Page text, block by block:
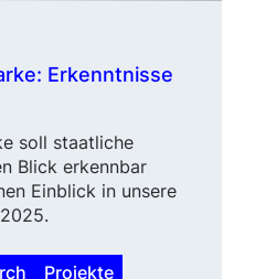
Erkenntnisse
soll staat­liche
Blick erkennbar
Einblick in unsere
Projekte